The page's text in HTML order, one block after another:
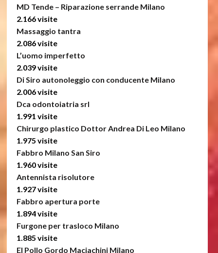
MD Tende – Riparazione serrande Milano
2.166 visite
Massaggio tantra
2.086 visite
L’uomo imperfetto
2.039 visite
Di Siro autonoleggio con conducente Milano
2.006 visite
Dca odontoiatria srl
1.991 visite
Chirurgo plastico Dottor Andrea Di Leo Milano
1.975 visite
Fabbro Milano San Siro
1.960 visite
Antennista risolutore
1.927 visite
Fabbro apertura porte
1.894 visite
Furgone per trasloco Milano
1.885 visite
El Pollo Gordo Maciachini Milano